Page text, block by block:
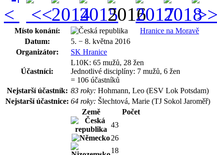
Místo konání:
Hranice na Moravě
Datum:
5. − 8. května 2016
Organizátor:
SK Hranice
Účastníci:
L10K: 65 mužů, 28 žen
Jednotlivé disciplíny: 7 mužů, 6 žen
= 106 účastníků
Nejstarší účastník: 83 roky: Hohmann, Leo (ESV Lok Potsdam)
Nejstarší účastnice: 64 roky: Šlechtová, Marie (TJ Sokol Jaroměř)
Země
Počet
43
26
18